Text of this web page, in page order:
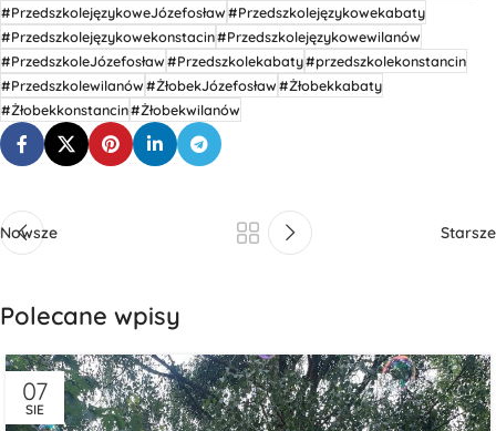
#PrzedszkolejęzykoweJózefosław#Przedszkolejęzykowekabaty
#Przedszkolejęzykowekonstacin#Przedszkolejęzykowewilanów
#PrzedszkoleJózefosław#Przedszkolekabaty#przedszkolekonstancin
#Przedszkolewilanów#ŻłobekJózefosław#Żłobekkabaty
#Żłobekkonstancin#Żłobekwilanów
Nowsze Starsze
Polecane wpisy
07
SIE